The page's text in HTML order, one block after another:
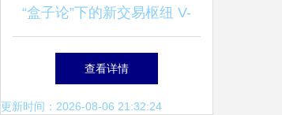
“盒子论”下的新交易枢纽 V-
Shaped体验空间的中国本土
实验沙龙道场 |
查看详情
更新时间：2026-08-06 21:32:24